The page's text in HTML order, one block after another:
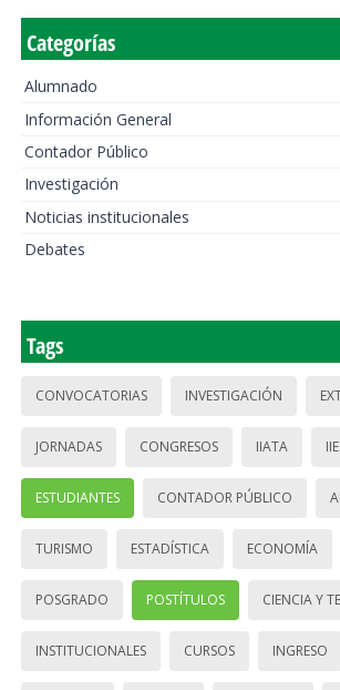
Categorías
Alumnado
Información General
Contador Público
Investigación
Noticias institucionales
Debates
Tags
CONVOCATORIAS INVESTIGACIÓN
JORNADAS CONGRESOS IIATA IIE
ESTUDIANTES CONTADOR PÚBLICO
TURISMO ESTADÍSTICA ECONOMÍA
POSGRADO POSTÍTULOS CIENCIA Y
INSTITUCIONALES CURSOS INGRESO